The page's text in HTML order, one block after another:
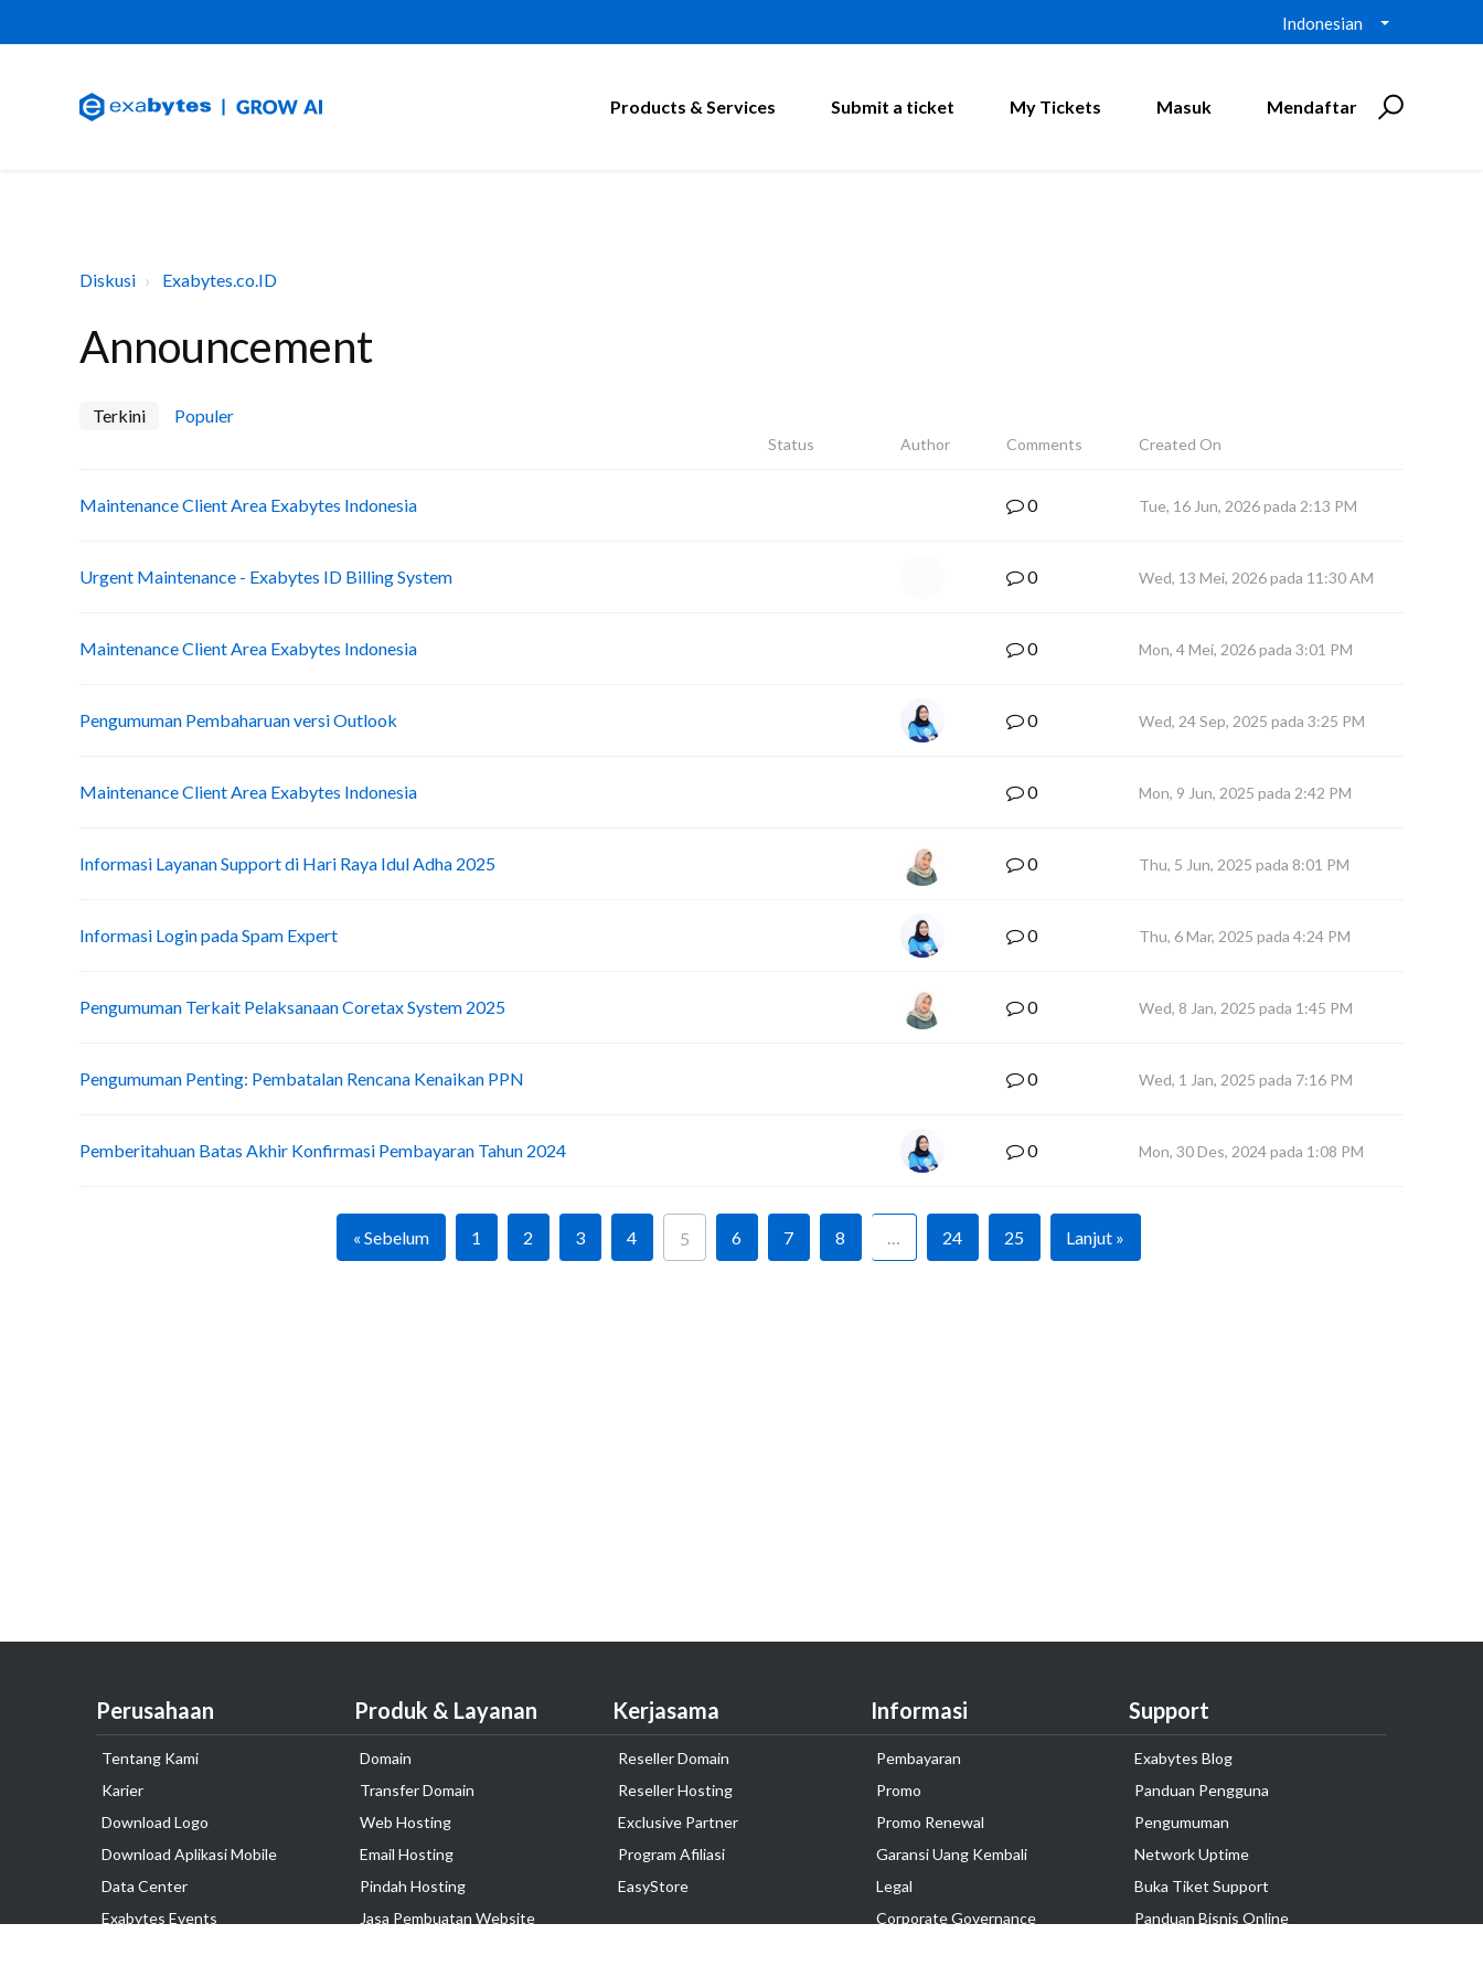
Indonesian
Products & Services Submit a ticket My Tickets Masuk Mendaftar
Diskusi Exabytes.co.ID
Announcement
Terkini Populer
Status Author Comments Created On
Maintenance Client Area Exabytes Indonesia 0 Tue, 16 Jun, 2026 pada 2:13 PM
Urgent Maintenance - Exabytes ID Billing System 0 Wed, 13 Mei, 2026 pada 11:30 AM
Maintenance Client Area Exabytes Indonesia 0 Mon, 4 Mei, 2026 pada 3:01 PM
Pengumuman Pembaharuan versi Outlook 0 Wed, 24 Sep, 2025 pada 3:25 PM
Maintenance Client Area Exabytes Indonesia 0 Mon, 9 Jun, 2025 pada 2:42 PM
Informasi Layanan Support di Hari Raya Idul Adha 2025 0 Thu, 5 Jun, 2025 pada 8:01 PM
Informasi Login pada Spam Expert 0 Thu, 6 Mar, 2025 pada 4:24 PM
Pengumuman Terkait Pelaksanaan Coretax System 2025 0 Wed, 8 Jan, 2025 pada 1:45 PM
Pengumuman Penting: Pembatalan Rencana Kenaikan PPN 0 Wed, 1 Jan, 2025 pada 7:16 PM
Pemberitahuan Batas Akhir Konfirmasi Pembayaran Tahun 2024 0 Mon, 30 Des, 2024 pada 1:08 PM
« Sebelum 1 2 3 4 5 6 7 8 … 24 25 Lanjut »
Perusahaan
Tentang Kami
Karier
Download Logo
Download Aplikasi Mobile
Data Center
Exabytes Events
Produk & Layanan
Domain
Transfer Domain
Web Hosting
Email Hosting
Pindah Hosting
Jasa Pembuatan Website
Kerjasama
Reseller Domain
Reseller Hosting
Exclusive Partner
Program Afiliasi
EasyStore
Informasi
Pembayaran
Promo
Promo Renewal
Garansi Uang Kembali
Legal
Corporate Governance
Support
Exabytes Blog
Panduan Pengguna
Pengumuman
Network Uptime
Buka Tiket Support
Panduan Bisnis Online